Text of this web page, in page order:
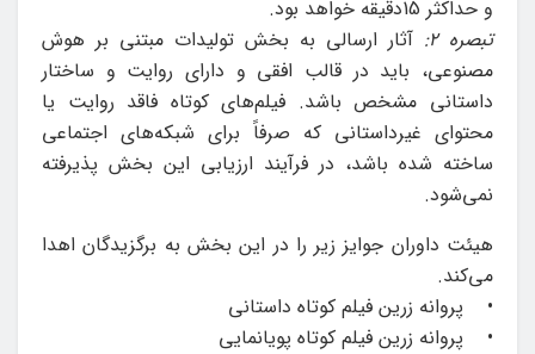
و حداکثر 15دقیقه خواهد بود.
تبصره ۲:
آثار ارسالی به بخش تولیدات مبتنی بر هوش
مصنوعی، باید در قالب افقی و دارای روایت و ساختار
داستانی مشخص باشد. فیلم‌های کوتاه فاقد روایت یا
محتوای غیرداستانی که صرفاً برای شبکه‌های اجتماعی
ساخته شده باشد، در فرآیند ارزیابی این بخش پذیرفته
نمی‌شود.
هیئت داوران جوایز زیر را در این بخش به برگزیدگان اهدا
می‌کند.
• پروانه زرین فیلم کوتاه داستانی
• پروانه زرین فیلم کوتاه پویانمایی